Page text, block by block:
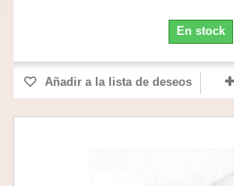
En stock
Añadir a la lista de deseos